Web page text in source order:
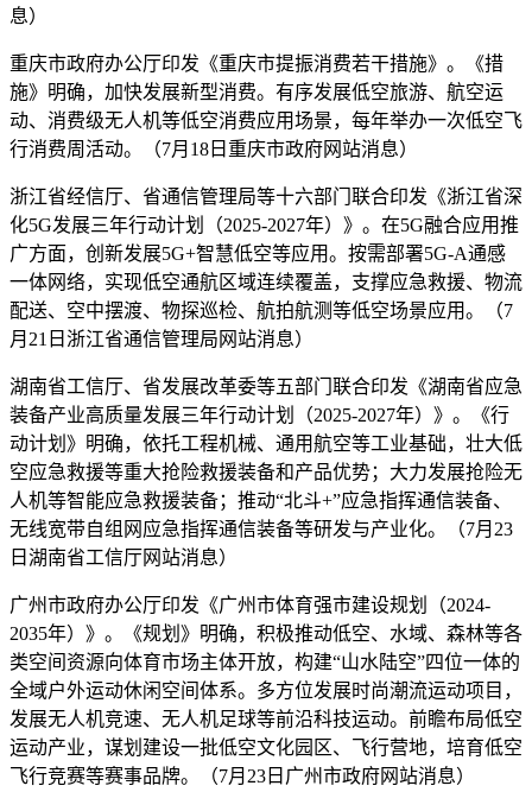
息）
重庆市政府办公厅印发《重庆市提振消费若干措施》。《措
施》明确，加快发展新型消费。有序发展低空旅游、航空运
动、消费级无人机等低空消费应用场景，每年举办一次低空飞
行消费周活动。（7月18日重庆市政府网站消息）
浙江省经信厅、省通信管理局等十六部门联合印发《浙江省深
化5G发展三年行动计划（2025-2027年）》。在5G融合应用推
广方面，创新发展5G+智慧低空等应用。按需部署5G-A通感
一体网络，实现低空通航区域连续覆盖，支撑应急救援、物流
配送、空中摆渡、物探巡检、航拍航测等低空场景应用。（7
月21日浙江省通信管理局网站消息）
湖南省工信厅、省发展改革委等五部门联合印发《湖南省应急
装备产业高质量发展三年行动计划（2025-2027年）》。《行
动计划》明确，依托工程机械、通用航空等工业基础，壮大低
空应急救援等重大抢险救援装备和产品优势；大力发展抢险无
人机等智能应急救援装备；推动“北斗+”应急指挥通信装备、
无线宽带自组网应急指挥通信装备等研发与产业化。（7月23
日湖南省工信厅网站消息）
广州市政府办公厅印发《广州市体育强市建设规划（2024-
2035年）》。《规划》明确，积极推动低空、水域、森林等各
类空间资源向体育市场主体开放，构建“山水陆空”四位一体的
全域户外运动休闲空间体系。多方位发展时尚潮流运动项目，
发展无人机竞速、无人机足球等前沿科技运动。前瞻布局低空
运动产业，谋划建设一批低空文化园区、飞行营地，培育低空
飞行竞赛等赛事品牌。（7月23日广州市政府网站消息）